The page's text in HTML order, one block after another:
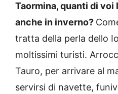
Taormina, quanti di voi
anche in inverno?
tratta della perla dello
moltissimi turisti.
Tauro, per arrivare al
servirsi di navette,